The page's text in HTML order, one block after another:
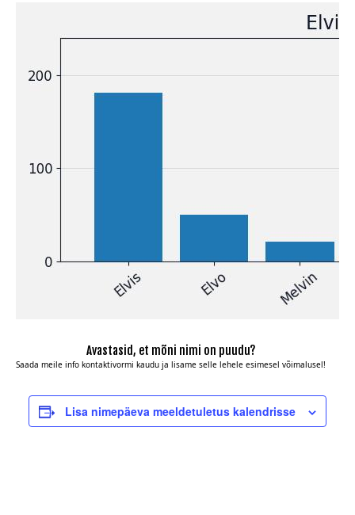
Avastasid, et mõni nimi on puudu?
Saada meile info kontaktivormi kaudu ja lisame selle lehele esimesel võimalusel!
Lisa nimepäeva meeldetuletus kalendrisse